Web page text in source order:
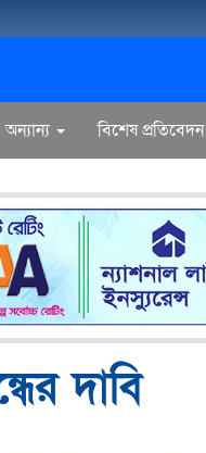
অন্যান্য বিশেষ প্রতিবেদন
দাবি